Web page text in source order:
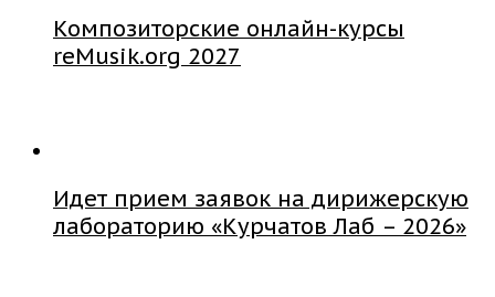
Композиторские онлайн-курсы
reMusik.org 2027
Идет прием заявок на дирижерскую
лабораторию «Курчатов Лаб – 2026»